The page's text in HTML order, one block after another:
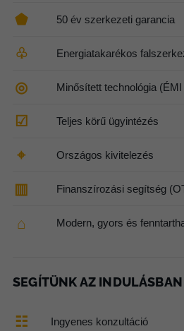
⬟ 50 év szerkezeti garancia
♧ Energiatakarékos
◎ Minősített technológia
☑ Teljes körű ügyintézés
⌖ Országos kivitelezés
▥ Finanszírozási segítség
⌂ Modern, gyors és
SEGÍTÜNK AZ INDULÁSBAN
☷ Ingyenes konzultáció